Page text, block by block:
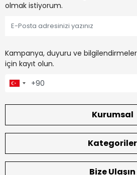
olmak istiyorum.
Kampanya, duyuru ve
için kayıt olun.
Kurumsal
Kategoriler
Bize Ulaşın